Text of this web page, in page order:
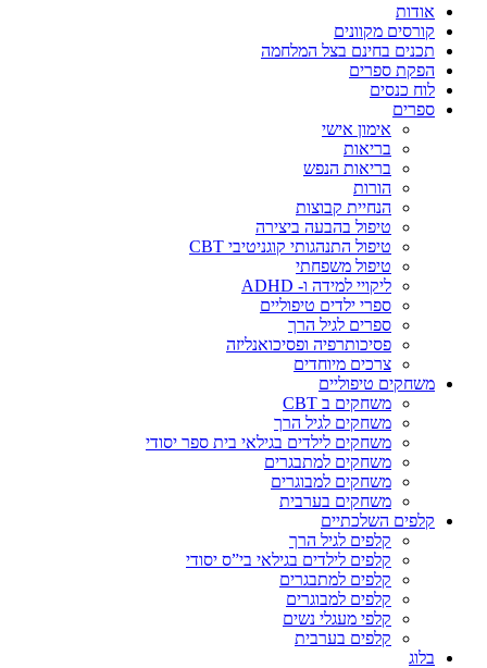
אודות
קורסים מקוונים
תכנים בחינם בצל המלחמה
הפקת ספרים
לוח כנסים
ספרים
אימון אישי
בריאות
בריאות הנפש
הורות
הנחיית קבוצות
טיפול בהבעה ביצירה
טיפול התנהגותי קוגניטיבי CBT
טיפול משפחתי
ליקויי למידה ו- ADHD
ספרי ילדים טיפוליים
ספרים לגיל הרך
פסיכותרפיה ופסיכואנליזה
צרכים מיוחדים
משחקים טיפוליים
משחקים ב CBT
משחקים לגיל הרך
משחקים לילדים בגילאי בית ספר יסודי
משחקים למתבגרים
משחקים למבוגרים
משחקים בערבית
קלפים השלכתיים
קלפים לגיל הרך
קלפים לילדים בגילאי בי”ס יסודי
קלפים למתבגרים
קלפים למבוגרים
קלפי מעגלי נשים
קלפים בערבית
בלוג